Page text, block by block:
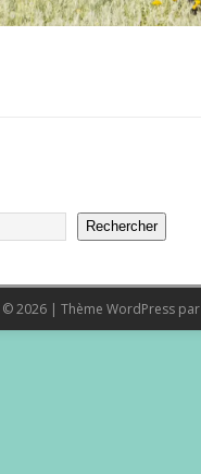
Rechercher
2026 | Thème WordPress par